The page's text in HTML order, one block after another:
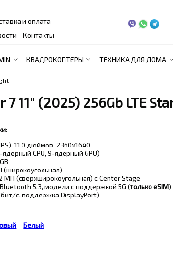
и оплата
Контакты
КВАДРОКОПТЕРЫ ТЕХНИКА ДЛЯ ДОМА
7 11" (2025) 256Gb LTE
11.0 дюймов, 2360x1640.
CPU, 9-ядерный GPU)
(широкоугольная)
МП (сверхширокоугольная) с Center Stage
5.3, модели с поддержкой 5G (только eSIM)
с, поддержка DisplayPort)
Белый